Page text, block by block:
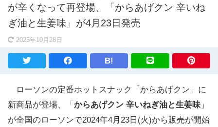
が辛くなって再登場、「からあげクン 辛いね
ぎ油と生姜味」が4月23日発売
2025年10月28日
B!
ローソンの定番ホットスナック「からあげクン」に
新商品が登場、「 からあげクン 辛いねぎ油と生姜味」
が全国のローソンで2024年4月23日(火)から販売が開始